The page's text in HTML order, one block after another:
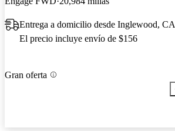
Entrega a domicilio desde Inglewood, CA
El precio incluye envío de $156
Gran oferta